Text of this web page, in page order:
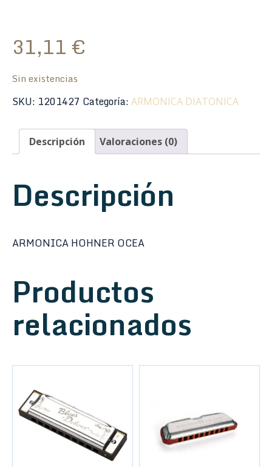
31,11 €
Sin existencias
SKU: 1201427 Categoría: ARMONICA DIATONICA
Descripción Valoraciones (0)
Descripción
ARMONICA HOHNER OCEA
Productos
relacionados